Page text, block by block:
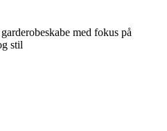
med fokus på
stil